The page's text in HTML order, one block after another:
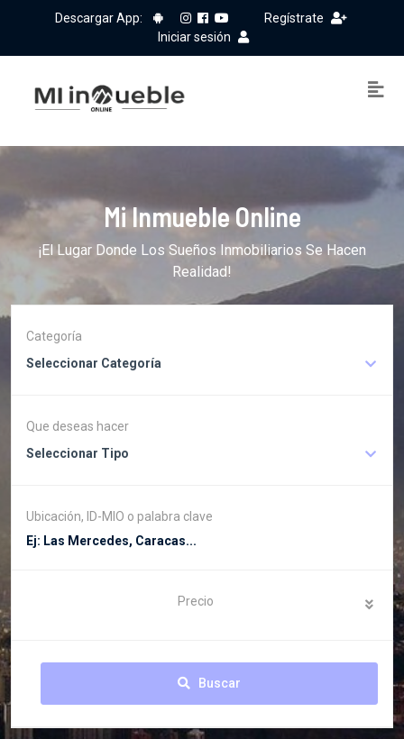
Descargar App:
Regístrate
Iniciar sesión
Mi Inmueble Online
¡El Lugar Donde Los Sueños Inmobiliarios Se Hacen
Realidad!
Categoría
Seleccionar Categoría
Que deseas hacer
Seleccionar Tipo
Ubicación, ID-MIO o palabra clave
Precio
Buscar